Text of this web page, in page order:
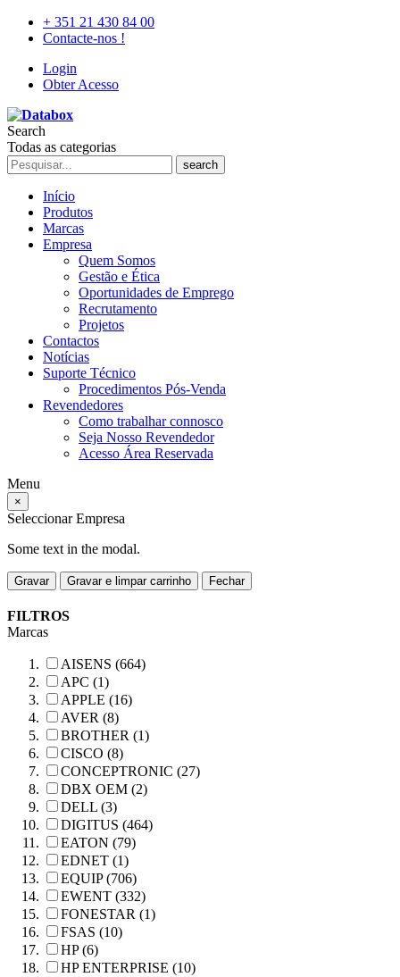
+ 351 21 430 84 00
Contacte-nos !
Login
Obter Acesso
Search
Todas as categorias
search
Início
Produtos
Marcas
Empresa
Quem Somos
Gestão e Ética
Oportunidades de Emprego
Recrutamento
Projetos
Contactos
Notícias
Suporte Técnico
Procedimentos Pós-Venda
Revendedores
Como trabalhar connosco
Seja Nosso Revendedor
Acesso Área Reservada
Menu
×
Seleccionar Empresa
Some text in the modal.
Gravar Gravar e limpar carrinho Fechar
FILTROS
Marcas
AISENS (664)
APC (1)
APPLE (16)
AVER (8)
BROTHER (1)
CISCO (8)
CONCEPTRONIC (27)
DBX OEM (2)
DELL (3)
DIGITUS (464)
EATON (79)
EDNET (1)
EQUIP (706)
EWENT (332)
FONESTAR (1)
FSAS (10)
HP (6)
HP ENTERPRISE (10)